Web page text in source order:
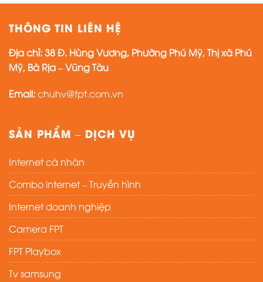
THÔNG TIN LIÊN HỆ
Địa chỉ:38 Đ. Hùng Vương, Phường Phú Mỹ, Thị xã Phú
Mỹ, Bà Rịa – Vũng Tàu
Email:chuhv@fpt.com.vn
SẢN PHẨM – DỊCH VỤ
Internet cá nhân
Combo internet – Truyền hình
Internet doanh nghiệp
Camera FPT
FPT Playbox
Tv samsung